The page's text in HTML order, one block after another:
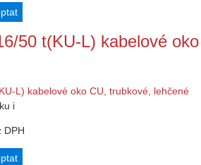
50 t(KU-L) kabelové
i
DPH